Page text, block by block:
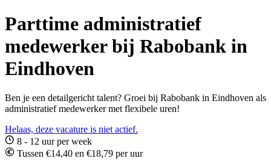
Parttime administratief
medewerker bij Rabobank in
Eindhoven
Ben je een detailgericht talent? Groei bij Rabobank in Eindhoven als
administratief medewerker met flexibele uren!
Helaas, deze vacature is niet actief.
8 - 12 uur per week
Tussen €14,40 en €18,79 per uur